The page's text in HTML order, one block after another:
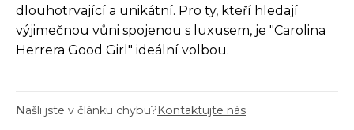
dlouhotrvající a unikátní. Pro ty, kteří hledají
výjimečnou vůni spojenou s luxusem, je "Carolina
Herrera Good Girl" ideální volbou.
Našli jste v článku chybu?Kontaktujte nás